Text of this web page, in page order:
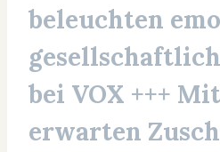
beleuchten
bei VOX +++
erwarten